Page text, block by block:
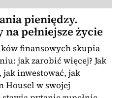
się z listą
o biznesie dostępną w
pieniędzy.
na pełniejsze życie
finansowych skupia
jak zarobić więcej? Jak
jak inwestować, jak
Housel w swojej